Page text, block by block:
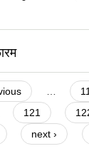
121
next ›